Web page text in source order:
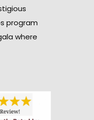
program
where